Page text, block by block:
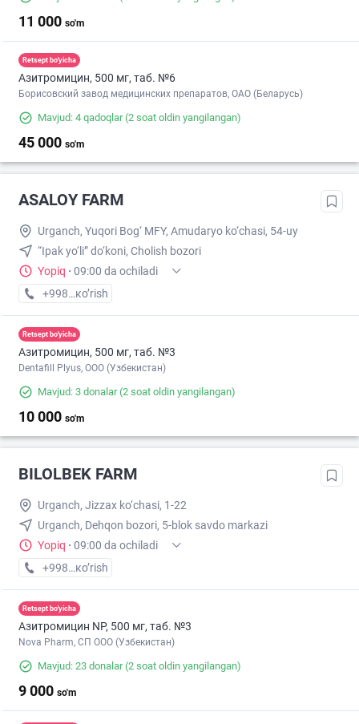
11 000 so'm
Retsept bo'yicha
Азитромицин, 500 мг, таб. №6
Борисовский завод медицинских препаратов, ОАО (Беларусь)
Mavjud: 4 qadoqlar(2 soat oldin yangilangan)
45 000 so'm
ASALOY FARM
Urganch, Yuqori Bog‘ MFY, Amudaryo ko‘chasi, 54-uy
“Ipak yo‘li” do‘koni, Cholish bozori
Yopiq · 09:00 da ochiladi
+998 (99) XXX-XX-XX
кo’rish
Retsept bo'yicha
Азитромицин, 500 мг, таб. №3
Dentafill Plyus, ООО (Узбекистан)
Mavjud: 3 donalar(2 soat oldin yangilangan)
10 000 so'm
BILOLBEK FARM
Urganch, Jizzax ko‘chasi, 1-22
Urganch, Dehqon bozori, 5-blok savdo markazi
Yopiq · 09:00 da ochiladi
+998 (97) XXX-XX-XX
кo’rish
Retsept bo'yicha
Азитромицин NP, 500 мг, таб. №3
Nova Pharm, СП ООО (Узбекистан)
Mavjud: 23 donalar(2 soat oldin yangilangan)
9 000 so'm